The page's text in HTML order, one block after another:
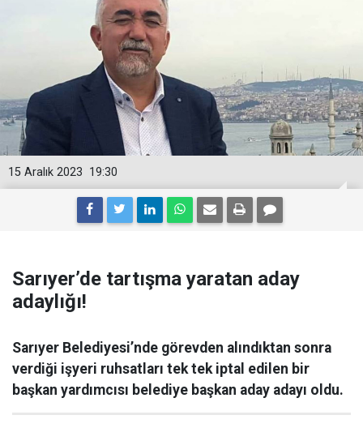
19:30
15 Aralık 2023
Sarıyer’de tartışma yaratan aday
adaylığı!
Sarıyer Belediyesi’nde görevden alındıktan sonra
verdiği işyeri ruhsatları tek tek iptal edilen bir
başkan yardımcısı belediye başkan aday adayı oldu.